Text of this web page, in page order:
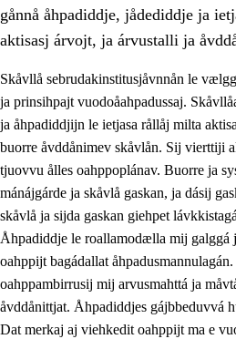
3. Prinsihpa skåvlå dåjmajda
3.1 Sebrudahtte oahppambirás
3.2 Åhpadibme ja hiebadum
3.3 Aktisasjbarggo sijda ja skåvlå
gånnå åhpadiddje, jådediddje ja
aktisasj árvojt, ja árvustalli ja
Skåvllå sebrudakinstitusjåvnnån le
ja prinsihpajt vuodoåahpadussaj.
ja åhpadiddjijn le ietjasa rållåj milta
buorre åvddånimev skåvlån. Sij vierttiji
tjuovvu ålles oahppoplánav. Buorre ja
mánájgárde ja skåvlå gaskan, ja dásij
skåvlå ja sijda gaskan giehpet
Åhpadiddje le roallamodælla mij galggá
oahppijt bagádallat
oahppambirrusij mij arvusmahttá ja
åvddånittjat. Åhpadiddjes gájbbeduvvá
Dat merkaj aj viehkedit oahppijt ma e